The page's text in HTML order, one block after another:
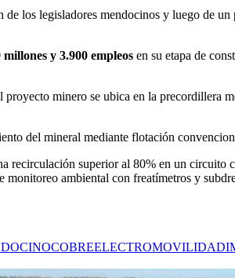
los legisladores mendocinos y luego de
y 3.900 empleos en su etapa de
minero se ubica en la precordillera
del mineral mediante flotación
recirculación superior al 80% en un
monitoreo ambiental con freatímetros y
COBREELECTROMOVILIDAD